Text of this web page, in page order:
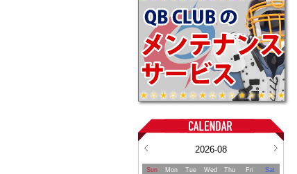
2026-08
Sun Mon Tue Wed Thu Fri Sat